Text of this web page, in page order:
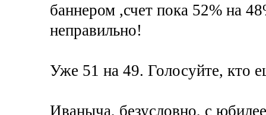
баннером ,счет пока 52% на
неправильно!
Уже 51 на 49. Голосуйте, кто
Иваныча, безусловно, с